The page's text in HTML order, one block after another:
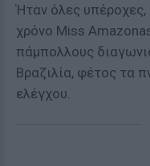
Ήταν όλες
χρόνο Miss
πάμπολλους
Βραζιλία, φέτος τα
ελέγχου.